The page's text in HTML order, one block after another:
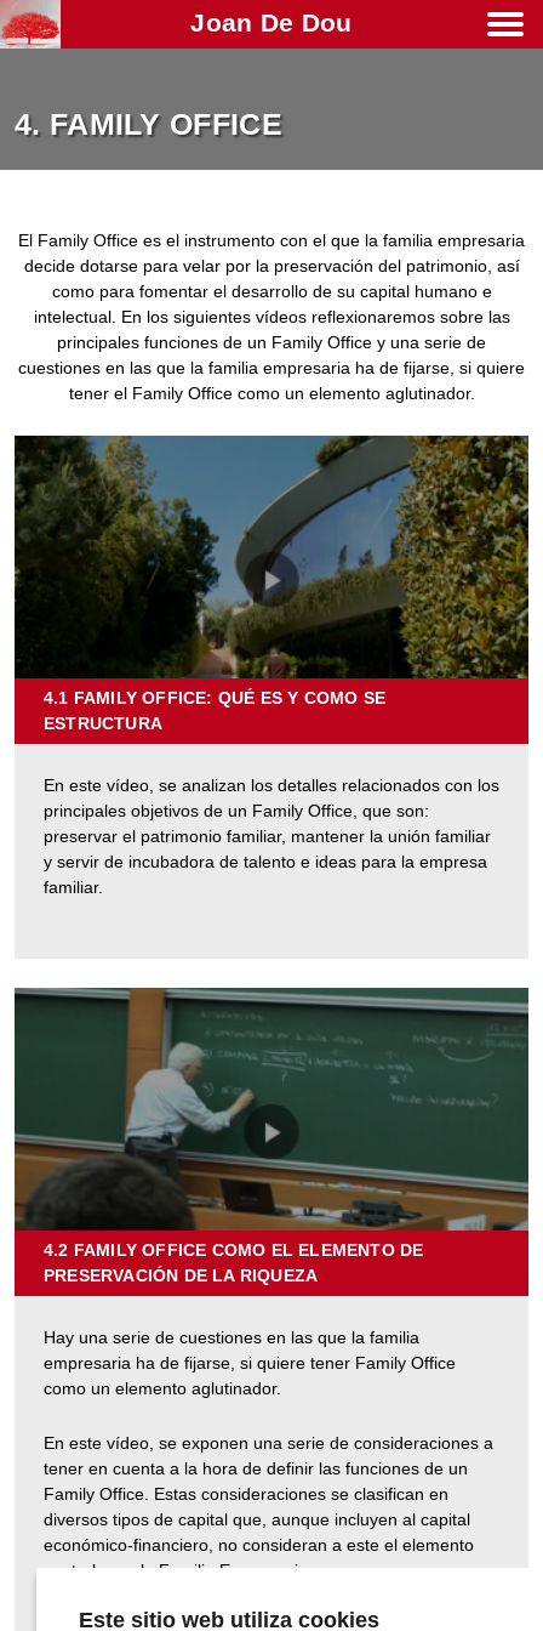
Joan De Dou
4. FAMILY OFFICE
El Family Office es el instrumento con el que la familia empresaria
decide dotarse para velar por la preservación del patrimonio, así
como para fomentar el desarrollo de su capital humano e
intelectual. En los siguientes vídeos reflexionaremos sobre las
principales funciones de un Family Office y una serie de
cuestiones en las que la familia empresaria ha de fijarse, si quiere
tener el Family Office como un elemento aglutinador.
4.1 FAMILY OFFICE: QUÉ ES Y COMO SE
ESTRUCTURA
"4.1
En este vídeo, se analizan los detalles relacionados con los
principales objetivos de un Family Office, que son:
preservar el patrimonio familiar, mantener la unión familiar
y servir de incubadora de talento e ideas para la empresa
familiar.
4.2 FAMILY OFFICE COMO EL ELEMENTO DE
PRESERVACIÓN DE LA RIQUEZA
"4.2
OFFICE
DE
PRESERVACIÓN
DE
LA
RIQUEZA"
Hay una serie de cuestiones en las que la familia
empresaria ha de fijarse, si quiere tener Family Office
como un elemento aglutinador.
En este vídeo, se exponen una serie de consideraciones a
tener en cuenta a la hora de definir las funciones de un
Family Office. Estas consideraciones se clasifican en
diversos tipos de capital que, aunque incluyen al capital
económico-financiero, no consideran a este el elemento
central para la Familia Empresaria.
Este sitio web utiliza cookies